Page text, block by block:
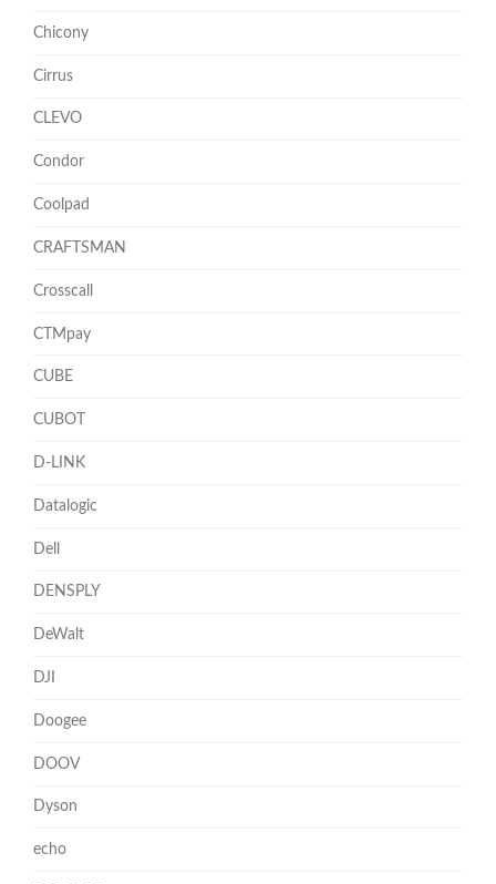
Chicony
Cirrus
CLEVO
Condor
Coolpad
CRAFTSMAN
Crosscall
CTMpay
CUBE
CUBOT
D-LINK
Datalogic
Dell
DENSPLY
DeWalt
DJI
Doogee
DOOV
Dyson
echo